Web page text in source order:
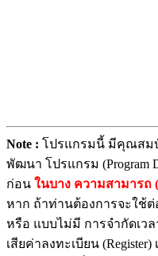
Note : โปรแกรมนี้ มีคุณสม
พัฒนา โปรแกรม (Program
ก่อน ในบาง ความสามารถ
หาก ถ้าท่านต้องการจะใช้ต่
หรือ แบบไม่มี การจำกัดเวล
เสียค่าลงทะเบียน